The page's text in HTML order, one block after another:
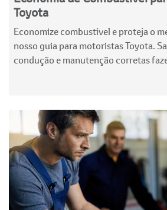
Toyota
Economize combustível e proteja o
nosso guia para motoristas Toyota.
condução e manutenção corretas